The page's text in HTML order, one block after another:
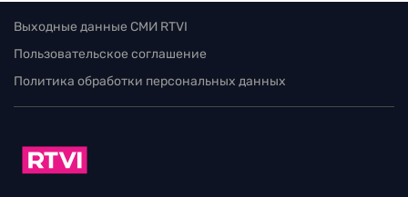
Выходные данные СМИ RTVI
Пользовательское соглашение
Политика обработки персональных данных